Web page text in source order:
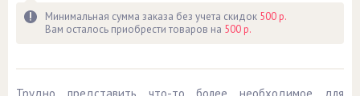
Минимальная сумма заказа без учета скидок 500 р.
Вам осталось приобрести товаров на 500 р.